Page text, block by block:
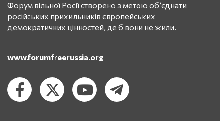
Форум вільної Росії створено з метою об’єднати
російських прихильників європейських
демократичних цінностей, де б вони не жили.
www.forumfreerussia.org